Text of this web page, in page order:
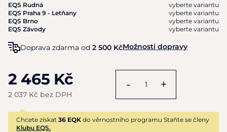
EQS Rudná
vyberte variantu
EQS Praha 9 - Letňany
vyberte variantu
EQS Brno
vyberte variantu
EQS Závody
vyberte variantu
Doprava zdarma od 2 500 KčMožnosti dopravy
2 465 Kč
2 037 Kč bez DPH
- +
Chcete získat 36 EQK do věrnostního programu Staňte se členy
Klubu EQS.